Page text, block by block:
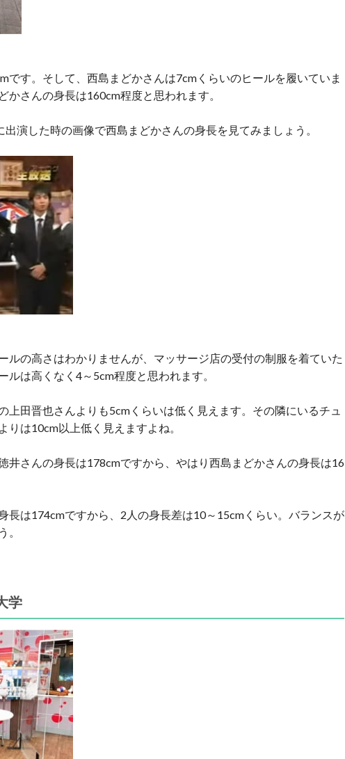
です。そして、西島まどかさんは7cmくらいのヒールを履いていま
かさんの身長は160cm程度と思われます。
演した時の画像で西島まどかさんの身長を見てみましょう。
ルの高さはわかりませんが、マッサージ店の受付の制服を着ていた
ルは高くなく4～5cm程度と思われます。
上田晋也さんよりも5cmくらいは低く見えます。その隣にいるチュ
りは10cm以上低く見えますよね。
井さんの身長は178cmですから、やはり西島まどかさんの身長は16
長は174cmですから、2人の身長差は10～15cmくらい。バランスが
。
学